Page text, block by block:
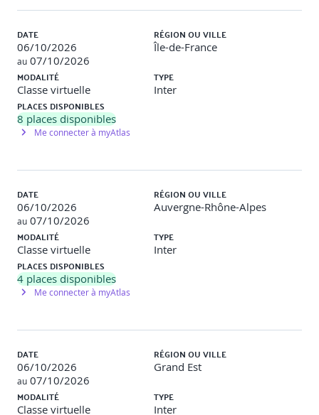
Titres, listes, balises HTML structurantes (nav, main,
section, article…).
Textes alternatifs pour les images.
Bonnes pratiques de contraste, lisibilité et mise en
Travaux pratiques Revue critique d’un code HTML non
accessible. Correction en binôme d’un extrait de code
Étiquettes de champs, regroupement logique,
messages d’erreur.
Accessibilité des boutons, liens, menus déroulants.
Règles de focus, navigation clavier.
Travaux pratiques Atelier pratique : audit d’un formulaire
non accessible. Amélioration en direct via des snippets HTML
6 - Déboguer un code non accessible
Outils d’inspection : Lighthouse, Wave, Firefox
DevTools.
Simulateurs de handicaps et lecteurs d’écran (NVDA,
JAWS).
Vérification manuelle : structure, ARIA, navigation
DATE
06/10/2026
au 07/10/2026
RÉGION OU VILLE
Île-de-France
MODALITÉ
Classe virtuelle
TYPE
Inter
PLACES DISPONIBLES
8 places disponibles
Me connecter à myAtlas
DATE
06/10/2026
au 07/10/2026
RÉGION OU VILLE
Auvergne-Rhône-Alpes
MODALITÉ
Classe virtuelle
TYPE
Inter
PLACES DISPONIBLES
4 places disponibles
Me connecter à myAtlas
DATE
06/10/2026
au 07/10/2026
RÉGION OU VILLE
Grand Est
MODALITÉ
Classe virtuelle
TYPE
Inter